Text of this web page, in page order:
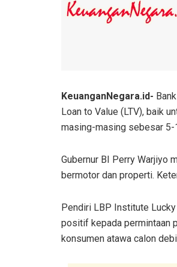
KeuanganNegara.id-
Loan to Value (LTV), baik
masing-masing sebesar
Gubernur BI Perry Warjiyo
bermotor dan properti.
Pendiri LBP Institute
positif kepada permintaan
konsumen atawa calon